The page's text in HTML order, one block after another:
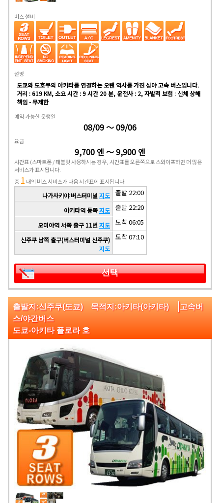
버스 설비
설명
도쿄와 도호쿠의 아키타를 연결하는 오랜 역사를 가진 심야 고속 버스입니다.
거리 : 619 KM, 소요 시간 : 9 시간 20 분, 운전사 : 2, 자발적 보험 : 신체 상해
책임 - 무제한
예약 가능한 운행일
08/09 ～ 09/06
요금
9,700 엔 ～ 9,900 엔
시간표(스마트폰 / 태블릿 사용하시는 경우, 시간표를 오른쪽으로 스와이프하면 더 많은
서비스가 표시됩니다.
총 1 대의 버스 서비스가 다음 시간표에 표시됩니다.
나가사키야 버스터미널지도 출발 22:00
아키타역 동쪽지도 출발 22:20
오미야역 서쪽 출구 11번지도 도착 06:05
신주쿠 남쪽 출구(버스터미널 신주쿠)
지도
도착 07:10
선택
출발지:신주쿠(도쿄) 목적지:아키타(아키타) |고속버
스/야간버스
도쿄-아키타 플로라 호